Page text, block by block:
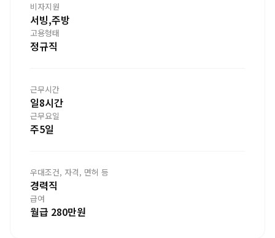
비자지원
서빙,주방
고용형태
정규직
근무시간
일8시간
근무요일
주5일
우대조건, 자격, 면허 등
경력직
급여
월급 280만원